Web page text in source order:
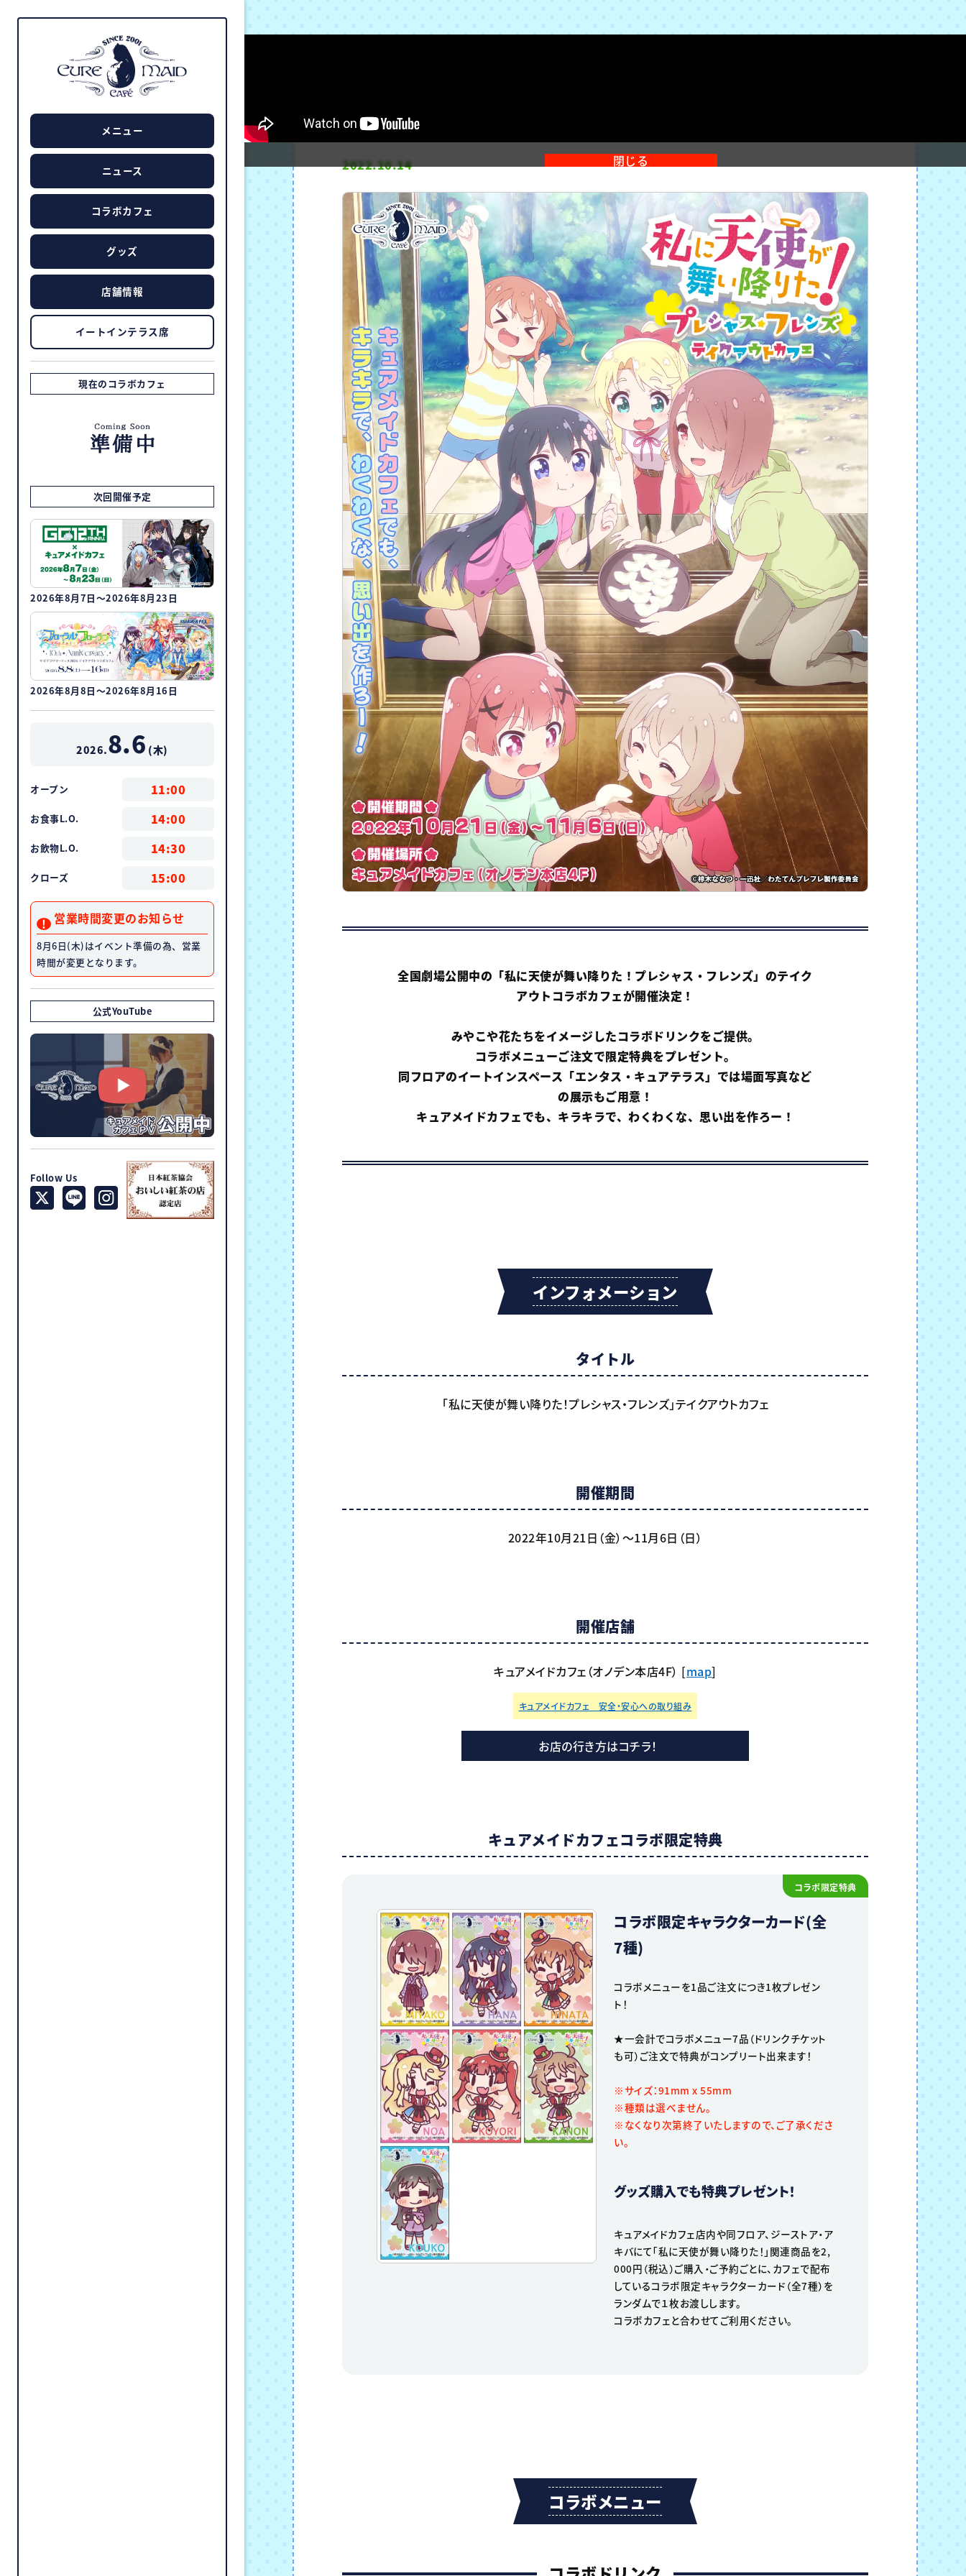
メニュー
ニュース
コラボカフェ
グッズ
店舗情報
イートインテラス席
現在のコラボカフェ
次回開催予定
2026年8月7日～2026年8月23日
2026年8月8日～2026年8月16日
2026.8.6 (木)
オープン 11:00
お食事L.O. 14:00
お飲物L.O. 14:30
クローズ 15:00
営業時間変更のお知らせ
8月6日(木)はイベント準備の為、営業
時間が変更となります。
公式YouTube
Follow Us
閉じる
ェ
2022.10.14
全国劇場公開中の「私に天使が舞い降りた！プレシャス・フレンズ」のテイク
アウトコラボカフェが開催決定！
みやこや花たちをイメージしたコラボドリンクをご提供。
コラボメニューご注文で限定特典をプレゼント。
同フロアのイートインスペース「エンタス・キュアテラス」では場面写真など
の展示もご用意！
キュアメイドカフェでも、キラキラで、わくわくな、思い出を作ろー！
インフォメーション
タイトル
「私に天使が舞い降りた！プレシャス・フレンズ」テイクアウトカフェ
開催期間
2022年10月21日（金）～11月6日（日）
開催店舗
キュアメイドカフェ（オノデン本店4F） [map]
キュアメイドカフェ 安全・安心への取り組み
お店の行き方はコチラ！
キュアメイドカフェコラボ限定特典
コラボ限定特典
コラボ限定キャラクターカード(全
7種)
コラボメニューを1品ご注文につき1枚プレゼン
ト！
★一会計でコラボメニュー7品（ドリンクチケット
も可）ご注文で特典がコンプリート出来ます！
※サイズ：91mm x 55mm
※種類は選べません。
※なくなり次第終了いたしますので、ご了承くださ
い。
グッズ購入でも特典プレゼント！
キュアメイドカフェ店内や同フロア、ジーストア・ア
キバにて「私に天使が舞い降りた！」関連商品を2,
000円（税込）ご購入・ご予約ごとに、カフェで配布
しているコラボ限定キャラクターカード（全7種）を
ランダムで１枚お渡しします。
コラボカフェと合わせてご利用ください。
コラボメニュー